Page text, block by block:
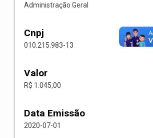
Administração Geral
Cnpj
010.215.983-13
Valor
R$ 1.045,00
Data Emissão
2020-07-01